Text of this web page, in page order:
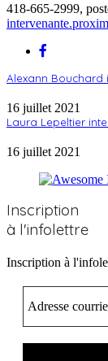
418-665-2999,
Alexann Bouchard
16 juillet 2021
Laura Lepeltier
16 juillet 2021
Inscription
à l'infolettre
Inscription à